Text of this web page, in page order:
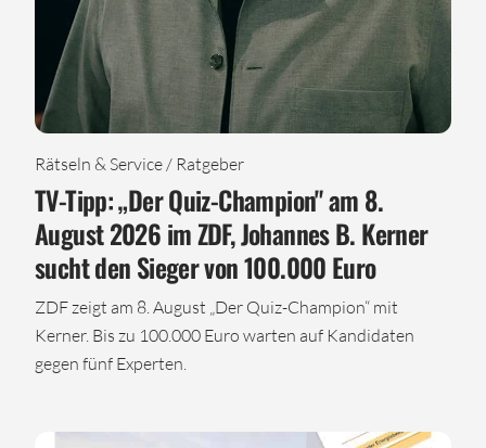
Rätseln & Service / Ratgeber
TV-Tipp: „Der Quiz-Champion" am 8.
August 2026 im ZDF, Johannes B. Kerner
sucht den Sieger von 100.000 Euro
ZDF zeigt am 8. August „Der Quiz-Champion“ mit
Kerner. Bis zu 100.000 Euro warten auf Kandidaten
gegen fünf Experten.